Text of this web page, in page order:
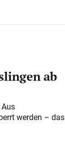
ab
werden – das